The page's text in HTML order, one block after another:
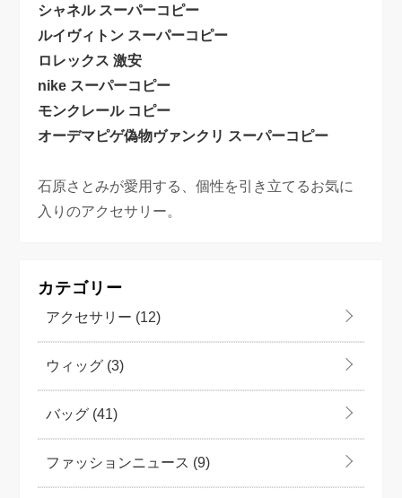
シャネル スーパーコピー
ルイヴィトン スーパーコピー
ロレックス 激安
nike スーパーコピー
モンクレール コピー
オーデマピゲ偽物ヴァンクリ スーパーコピー
石原さとみが愛用する、個性を引き立てるお気に
入りのアクセサリー。
カテゴリー
アクセサリー (12)
ウィッグ (3)
バッグ (41)
ファッションニュース (9)